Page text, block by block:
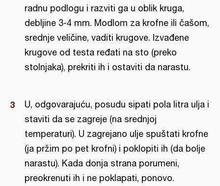
radnu podlogu i razviti ga u oblik kruga,
debljine 3-4 mm. Modlom za krofne ili čašom,
srednje veličine, vaditi krugove. Izvađene
krugove od testa ređati na sto (preko
stolnjaka), prekriti ih i ostaviti da narastu.
U, odgovarajuću, posudu sipati pola litra ulja i
staviti da se zagreje (na srednjoj
temperaturi). U zagrejano ulje spuštati krofne
(ja pržim po pet krofni) i poklopiti ih (da bolje
narastu). Kada donja strana porumeni,
preokrenuti ih i ne poklapati, ponovo.